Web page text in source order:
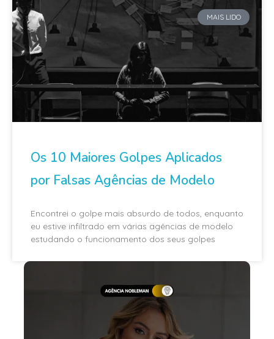
MAIS LIDO
Os 10 Maiores Golpes Aplicados
por Falsas Agências de Modelo
Encontrei o golpe mais absurdo de todos, enquanto
eu estive infiltrado em várias agências de modelo
estudando o funcionamento dos seus golpes